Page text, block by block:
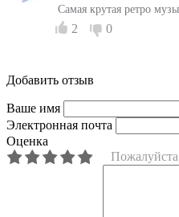
Самая крутая ретро
2 0
Добавить отзыв
Ваше имя
Электронная почта
Оценка